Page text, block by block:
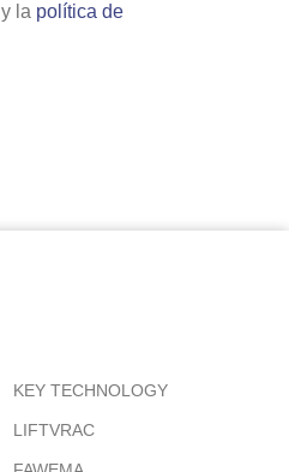
y la política de
KEY TECHNOLOGY
LIFTVRAC